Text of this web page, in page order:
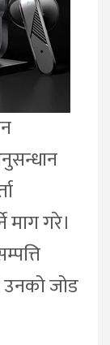
गरे।
उनको जोड